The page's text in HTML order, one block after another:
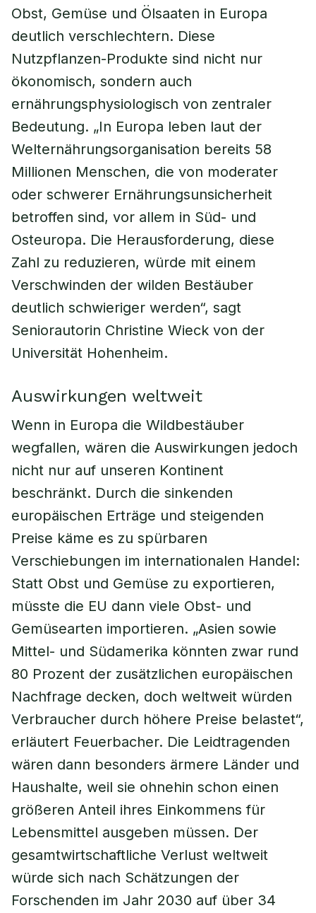
Obst, Gemüse und Ölsaaten in Europa
deutlich verschlechtern. Diese
Nutzpflanzen-Produkte sind nicht nur
ökonomisch, sondern auch
ernährungsphysiologisch von zentraler
Bedeutung. „In Europa leben laut der
Welternährungsorganisation bereits 58
Millionen Menschen, die von moderater
oder schwerer Ernährungsunsicherheit
betroffen sind, vor allem in Süd- und
Osteuropa. Die Herausforderung, diese
Zahl zu reduzieren, würde mit einem
Verschwinden der wilden Bestäuber
deutlich schwieriger werden“, sagt
Seniorautorin Christine Wieck von der
Universität Hohenheim.
Auswirkungen weltweit
Wenn in Europa die Wildbestäuber
wegfallen, wären die Auswirkungen jedoch
nicht nur auf unseren Kontinent
beschränkt. Durch die sinkenden
europäischen Erträge und steigenden
Preise käme es zu spürbaren
Verschiebungen im internationalen Handel:
Statt Obst und Gemüse zu exportieren,
müsste die EU dann viele Obst- und
Gemüsearten importieren. „Asien sowie
Mittel- und Südamerika könnten zwar rund
80 Prozent der zusätzlichen europäischen
Nachfrage decken, doch weltweit würden
Verbraucher durch höhere Preise belastet“,
erläutert Feuerbacher. Die Leidtragenden
wären dann besonders ärmere Länder und
Haushalte, weil sie ohnehin schon einen
größeren Anteil ihres Einkommens für
Lebensmittel ausgeben müssen. Der
gesamtwirtschaftliche Verlust weltweit
würde sich nach Schätzungen der
Forschenden im Jahr 2030 auf über 34